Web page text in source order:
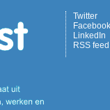
Twitter
Facebook
LinkedIn
RSS feed